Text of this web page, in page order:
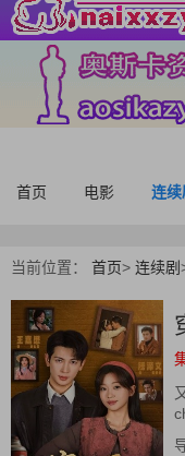
首页 电影 连续
当前位置： 首页> 连续剧